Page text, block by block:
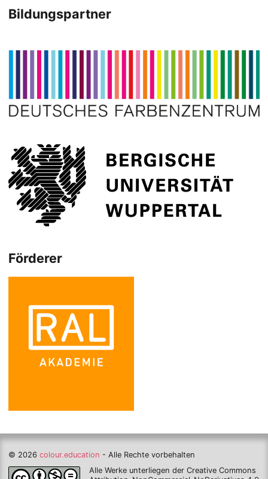
Bildungspartner
Förderer
© 2026 colour.education - Alle Rechte vorbehalten
Alle Werke unterliegen der Creative Commons